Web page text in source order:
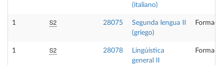
(italiano)
1 S2 28075
Segunda lengua II
(griego)
1 S2 28078
Lingúística
general II